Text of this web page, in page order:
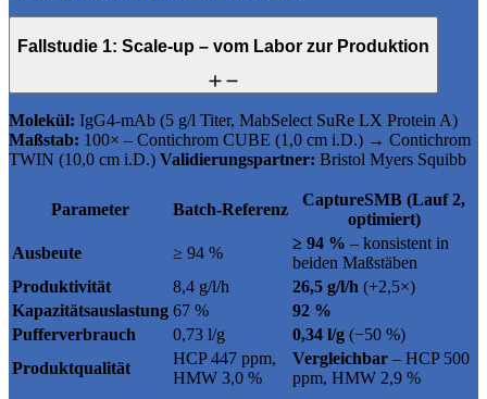
Fallstudie 1: Scale-up – vom Labor zur Produktion
Molekül: IgG4-mAb (5 g/l Titer, MabSelect SuRe LX Protein A)
Maßstab: 100× – Contichrom CUBE (1,0 cm i.D.) → Contichrom
TWIN (10,0 cm i.D.) Validierungspartner: Bristol Myers Squibb
Parameter Batch-Referenz
CaptureSMB (Lauf 2,
optimiert)
Ausbeute
≥ 94 %
≥ 94 % – konsistent in
beiden Maßstäben
Produktivität
8,4 g/l/h 26,5 g/l/h (+2,5×)
Kapazitätsauslastung 67 %
92 %
Pufferverbrauch
0,73 l/g 0,34 l/g (−50 %)
Produktqualität
HCP 447 ppm,
HMW 3,0 %
Vergleichbar – HCP 500
ppm, HMW 2,9 %